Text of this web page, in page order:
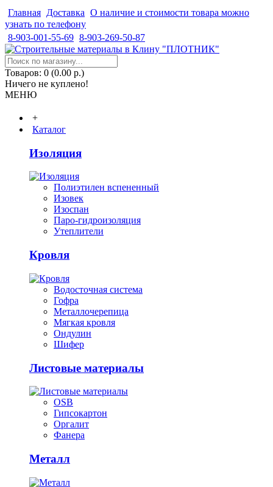
Главная Доставка О наличие и стоимости товара можно
узнать по телефону
8-903-001-55-69 8-903-269-50-87
Товаров: 0 (0.00 р.)
Ничего не куплено!
МЕНЮ
+
Каталог
Изоляция
Полиэтилен вспененный
Изовек
Изоспан
Паро-гидроизоляция
Утеплители
Кровля
Водосточная система
Гофра
Металлочерепица
Мягкая кровля
Ондулин
Шифер
Листовые материалы
OSB
Гипсокартон
Оргалит
Фанера
Металл